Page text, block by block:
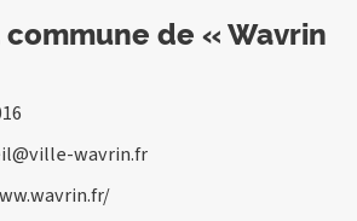
de « Wavrin
wavrin.fr